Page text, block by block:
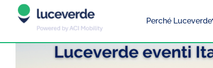
Perché Luceverde